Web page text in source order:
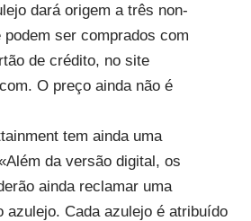
dará origem a três non-
podem ser comprados com
de crédito, no site
. O preço ainda não é
tem ainda uma
da versão digital, os
ainda reclamar uma
azulejo. Cada azulejo é atribuído